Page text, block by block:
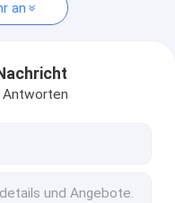
an
Antworten